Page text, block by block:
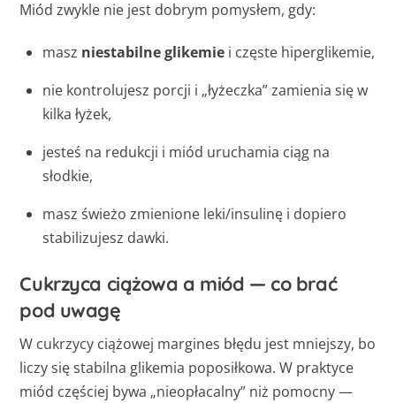
Miód zwykle nie jest dobrym pomysłem, gdy:
masz niestabilne glikemie i częste hiperglikemie,
nie kontrolujesz porcji i „łyżeczka” zamienia się w
kilka łyżek,
jesteś na redukcji i miód uruchamia ciąg na
słodkie,
masz świeżo zmienione leki/insulinę i dopiero
stabilizujesz dawki.
Cukrzyca ciążowa a miód — co brać
pod uwagę
W cukrzycy ciążowej margines błędu jest mniejszy, bo
liczy się stabilna glikemia poposiłkowa. W praktyce
miód częściej bywa „nieopłacalny” niż pomocny —